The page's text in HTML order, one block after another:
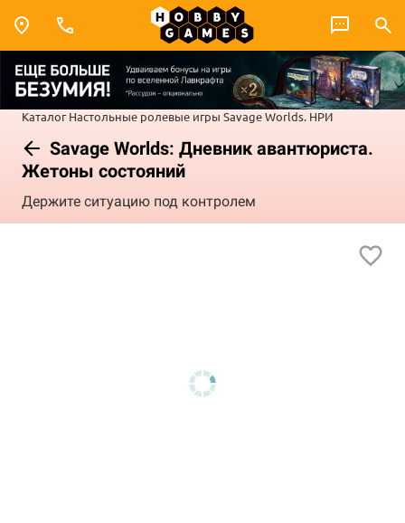
Каталог Настольные ролевые игры Savage Worlds. НРИ
Savage Worlds: Дневник авантюриста.
Жетоны состояний
Держите ситуацию под контролем